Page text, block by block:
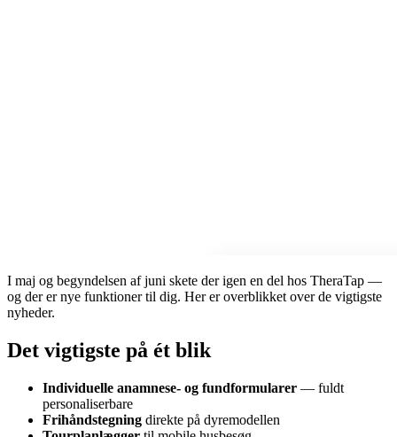
I maj og begyndelsen af juni skete der igen en del hos TheraTap —
og der er nye funktioner til dig. Her er overblikket over de vigtigste
nyheder.
Det vigtigste på ét blik
Individuelle anamnese- og fundformularer — fuldt
personaliserbare
Frihåndstegning direkte på dyremodellen